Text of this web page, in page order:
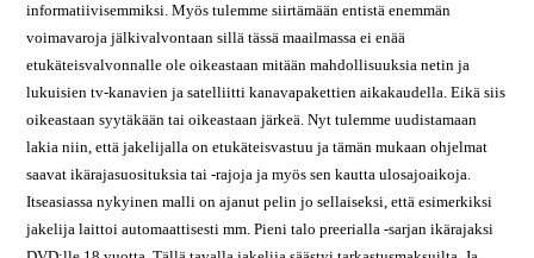
informatiivisemmiksi. Myös tulemme siirtämään entistä enemmän
voimavaroja jälkivalvontaan sillä tässä maailmassa ei enää
etukäteisvalvonnalle ole oikeastaan mitään mahdollisuuksia netin ja
lukuisien tv-kanavien ja satelliitti kanavapakettien aikakaudella. Eikä siis
oikeastaan syytäkään tai oikeastaan järkeä. Nyt tulemme uudistamaan
lakia niin, että jakelijalla on etukäteisvastuu ja tämän mukaan ohjelmat
saavat ikärajasuosituksia tai -rajoja ja myös sen kautta ulosajoaikoja.
Itseasiassa nykyinen malli on ajanut pelin jo sellaiseksi, että esimerkiksi
jakelija laittoi automaattisesti mm. Pieni talo preerialla -sarjan ikärajaksi